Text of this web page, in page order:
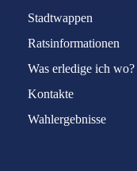
Stadtwappen
Ratsinformationen
Was erledige ich wo?
Kontakte
Wahlergebnisse